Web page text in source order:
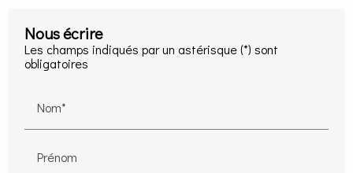
Nous écrire
Les champs indiqués par un astérisque (*) sont
obligatoires
Nom*
Prénom